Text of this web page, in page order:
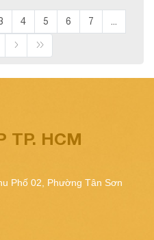
4 5 6 7 ...
TP. HCM
Phố 02, Phường Tân Sơn